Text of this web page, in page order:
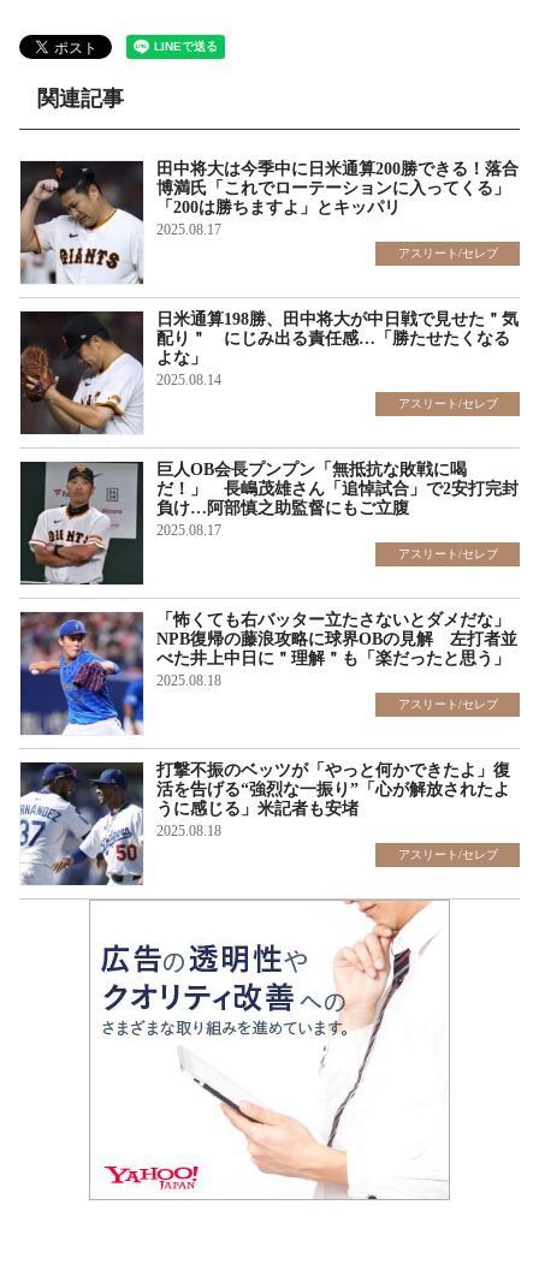
関連記事
田中将大は今季中に日米通算200勝できる！落合
博満氏「これでローテーションに入ってくる」
「200は勝ちますよ」とキッパリ
2025.08.17
アスリート/セレブ
日米通算198勝、田中将大が中日戦で見せた＂気
配り＂ にじみ出る責任感…「勝たせたくなる
よな」
2025.08.14
アスリート/セレブ
巨人OB会長プンプン「無抵抗な敗戦に喝
だ！」 長嶋茂雄さん「追悼試合」で2安打完封
負け…阿部慎之助監督にもご立腹
2025.08.17
アスリート/セレブ
「怖くても右バッター立たさないとダメだな」
NPB復帰の藤浪攻略に球界OBの見解 左打者並
べた井上中日に＂理解＂も「楽だったと思う」
2025.08.18
アスリート/セレブ
打撃不振のベッツが「やっと何かできたよ」復
活を告げる“強烈な一振り”「心が解放されたよ
うに感じる」米記者も安堵
2025.08.18
アスリート/セレブ